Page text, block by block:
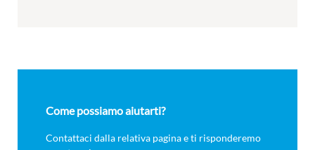
Come possiamo aiutarti?
Contattaci dalla relativa pagina e ti risponderemo